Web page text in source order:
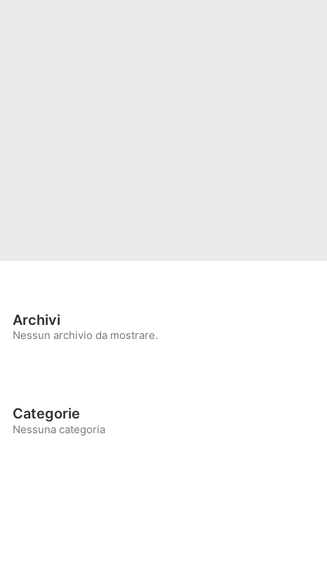
Archivi
Nessun archivio da mostrare.
Categorie
Nessuna categoria